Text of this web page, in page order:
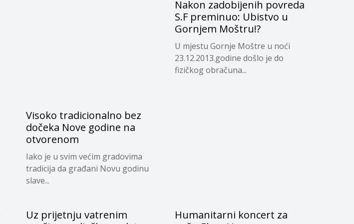
Visoko tradicionalno bez
dočeka Nove godine na
otvorenom
Iako je u svim većim gradovima
tradicija da građani Novu godinu
slave...
Nakon zadobijenih povreda
S.F preminuo: Ubistvo u
Gornjem Moštru!?
U mjestu Gornje Moštre u noći
23.12.2013.godine došlo je do
fizičkog obračuna...
Uz prijetnju vatrenim
Humanitarni koncert za